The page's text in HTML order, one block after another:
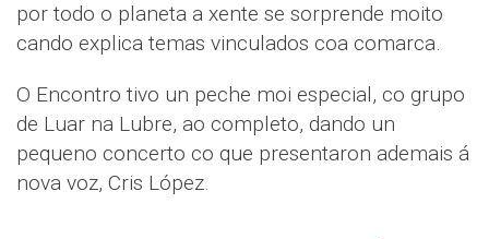
por todo o planeta a xente se sorprende moito
cando explica temas vinculados coa comarca.
O Encontro tivo un peche moi especial, co grupo
de Luar na Lubre, ao completo, dando un
pequeno concerto co que presentaron ademais á
nova voz, Cris López.